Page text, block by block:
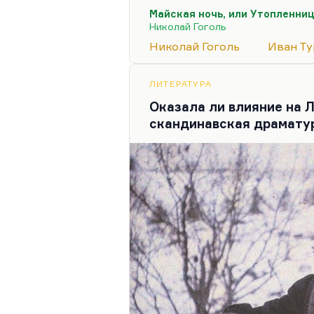
конце концов Гоголь в
мести бог всё-таки
будет покоя, пока враг твой
Майская ночь, или
Николай Гоголь
Николай Гоголь
Иван
ЛИТЕРАТУРА
Оказала ли влияние на
скандинавская